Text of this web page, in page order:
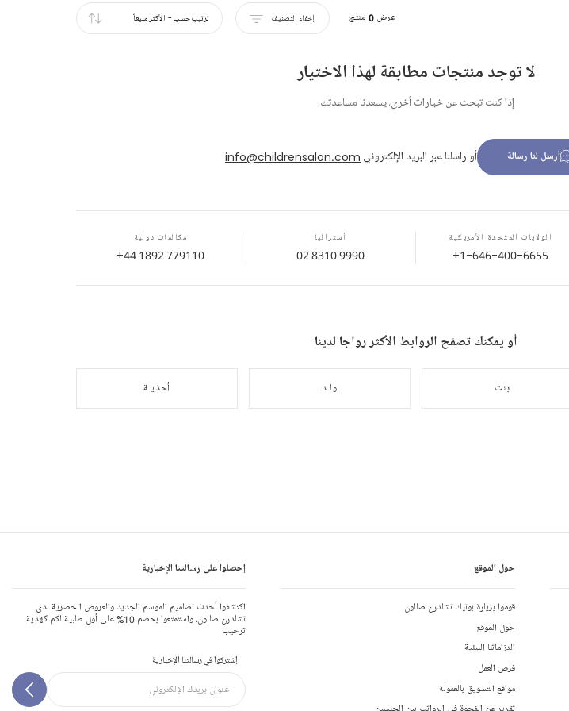
عرض 0 منتج إخفاء التصنيف ترتيب حسب- الأكثر مبيعاً
لا توجد منتجات مطابقة لهذا الاختيار
إذا كنت تبحث عن خيارات أخرى، يسعدنا مساعدتك.
أرسل لنا رسالة أو راسلنا عبر البريد الإلكتروني info@childrensalon.com
الولايات المتّحدة الأمريكية
+1-646-400-6655
أستراليا
02 8310 9990
مكالمات دولية
+44 1892 779110
أو يمكنك تصفح الروابط الأكثر رواجا لدينا
بنت ولـد أحذيـة
حول الموقع
قوموا بزيارة بوتيك تشلدرن صالون
حول الموقع
التزاماتنا البيئية
فرص العمل
مواقع التسويق بالعمولة
إحصلوا على رسالتنا الإخبارية
اكتشفوا أحدث تصاميم الموسم الجديد والعروض الحصرية لدى
تشلدرن صالون، واستمتعوا بخصم 10% على أول طلبية لكم كهدية
ترحيب
إشتركوا في رسالتنا الإخبارية